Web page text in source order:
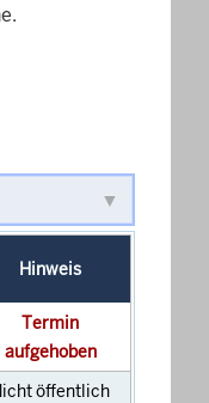
Hinweis
Termin
aufgehoben
öffentlich